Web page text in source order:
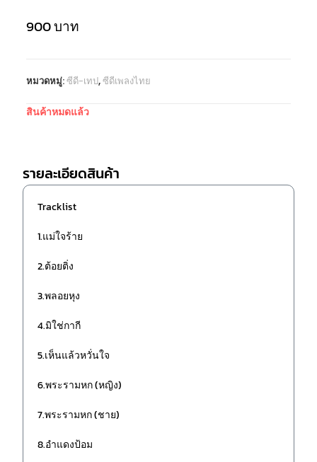
900บาท
หมวดหมู่:ซีดี-เทป,ซีดีเพลงไทย
สินค้าหมดแล้ว
รายละเอียดสินค้า
Tracklist
1.แม่ใจร้าย
2.ต้อยติ่ง
3.พลอยหุง
4.มิใช่กากี
5.เห็นแล้วหวั่นใจ
6.พระรามหก (หญิง)
7.พระรามหก (ชาย)
8.อำแดงป้อม